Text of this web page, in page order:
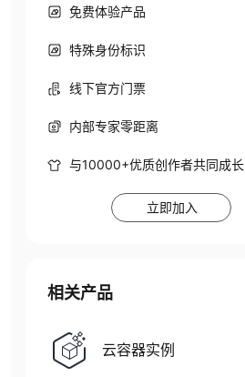
免费体验产品
特殊身份标识
线下官方门票
内部专家零距离
与10000+优质创作者共同成长
立即加入
相关产品
云容器实例